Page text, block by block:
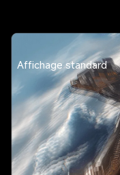
Affichage standard